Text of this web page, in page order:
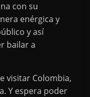
con su
enérgica y
y así
bailar a
visitar Colombia,
Y espera poder